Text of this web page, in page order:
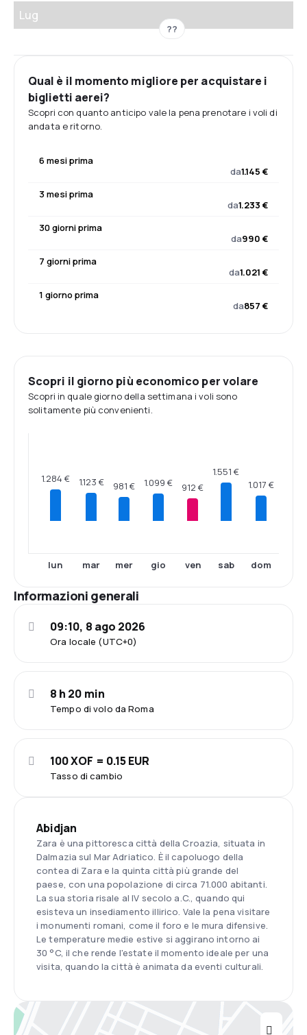
Lug
??
Qual è il momento migliore per acquistare i
biglietti aerei?
Scopri con quanto anticipo vale la pena prenotare i voli di
andata e ritorno.
6 mesi prima
da1.145 €
3 mesi prima
da1.233 €
30 giorni prima
da990 €
7 giorni prima
da1.021 €
1 giorno prima
da857 €
Scopri il giorno più economico per volare
Scopri in quale giorno della settimana i voli sono
solitamente più convenienti.
1.284 €
lun
1.123 €
mar
981 €
mer
1.099 €
gio
912 €
ven
1.551 €
sab
1.017 €
dom
Informazioni generali
Ora locale (UTC+0)
09:10, 8 ago 2026
Tempo di volo da Roma
8 h 20 min
Tasso di cambio
100 XOF = 0.15 EUR
Abidjan
Zara è una pittoresca città della Croazia, situata in
Dalmazia sul Mar Adriatico. È il capoluogo della
contea di Zara e la quinta città più grande del
paese, con una popolazione di circa 71.000 abitanti.
La sua storia risale al IV secolo a.C., quando qui
esisteva un insediamento illirico. Vale la pena visitare
i monumenti romani, come il foro e le mura difensive.
Le temperature medie estive si aggirano intorno ai
30 °C, il che rende l'estate il momento ideale per una
visita, quando la città è animata da eventi culturali.